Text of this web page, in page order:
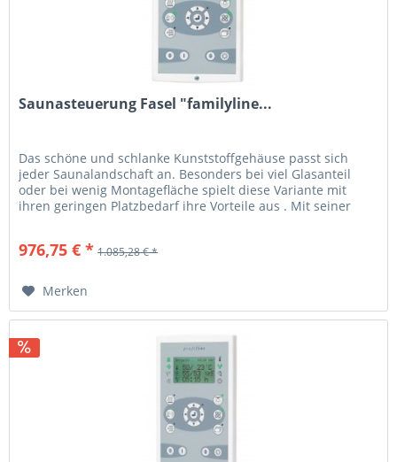
Saunasteuerung Fasel "familyline...
Das schöne und schlanke Kunststoffgehäuse passt sich
jeder Saunalandschaft an. Besonders bei viel Glasanteil
oder bei wenig Montagefläche spielt diese Variante mit
ihren geringen Platzbedarf ihre Vorteile aus . Mit seiner
976,75 € * 1.085,28 € *
Merken